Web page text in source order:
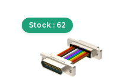
Stock : 62